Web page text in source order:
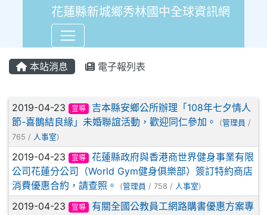
花蓮縣新城鄉秀林國中全球資訊網
本站消息 電子報列表
文章列表
2019-04-23 宣導
吉本縣安鄉公所辦理「108年七夕情人
節-喜鵲結良緣」未婚聯誼活動，歡迎同仁參加。
(管理員 /
765 / 人事室)
2019-04-23 宣導
花蓮縣政府與香港商世界健身事業有限
公司花蓮分公司（World Gym健身俱樂部）簽訂特約商店
消費優惠合約，請查照。
(管理員 / 758 / 人事室)
2019-04-23 宣導
有關全國公教員工網路購書優惠方案專